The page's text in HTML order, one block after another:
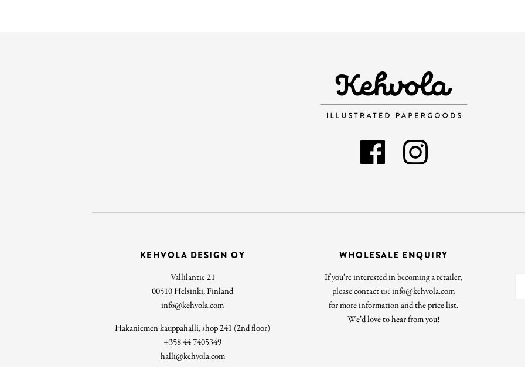
KEHVOLA DESIGN OY
Vallilantie 21
00510 Helsinki, Finland
info@kehvola.com
Hakaniemen kauppahalli, shop 241 (2nd floor)
+358 44 7405349
halli@kehvola.com
WHOLESALE ENQUIRY
If you’re interested in becoming a retailer,
please contact us: info@kehvola.com
for more information and the price list.
We’d love to hear from you!